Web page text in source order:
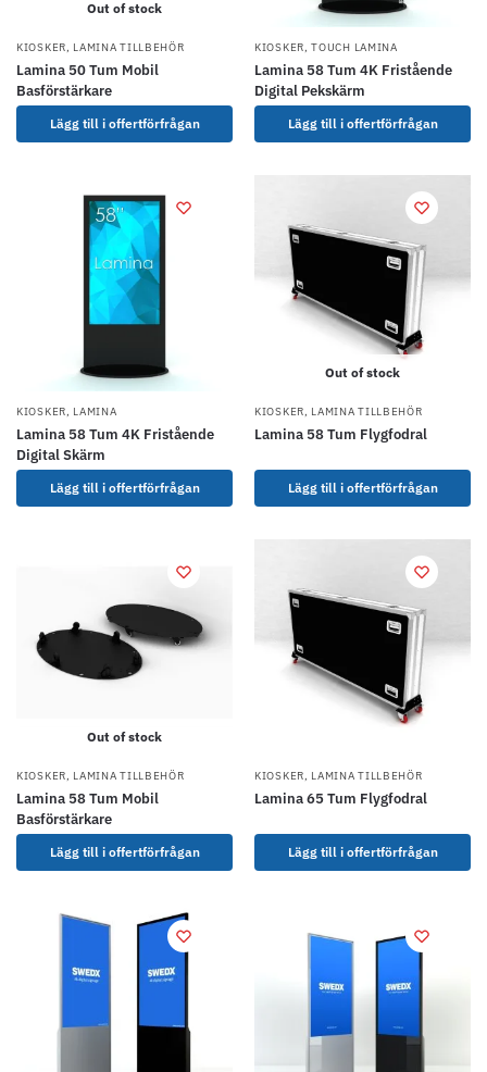
Out of stock
KIOSKER, LAMINA TILLBEHÖR
Lamina 50 Tum Mobil
Basförstärkare
Lägg till i offertförfrågan
KIOSKER,TOUCH LAMINA
Lamina 58 Tum 4K Fristående
Digital Pekskärm
Lägg till i offertförfrågan
KIOSKER, LAMINA
Lamina 58 Tum 4K Fristående
Digital Skärm
Lägg till i offertförfrågan
Out of stock
KIOSKER, LAMINA TILLBEHÖR
Lamina 58 Tum Flygfodral
Lägg till i offertförfrågan
Out of stock
KIOSKER, LAMINA TILLBEHÖR
Lamina 58 Tum Mobil
Basförstärkare
Lägg till i offertförfrågan
KIOSKER, LAMINA TILLBEHÖR
Lamina 65 Tum Flygfodral
Lägg till i offertförfrågan